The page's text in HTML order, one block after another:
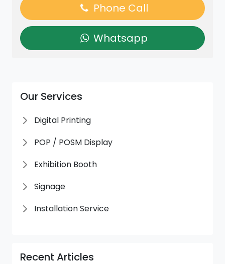
Phone Call
Whatsapp
Our Services
Digital Printing
POP / POSM Display
Exhibition Booth
Signage
Installation Service
Recent Articles